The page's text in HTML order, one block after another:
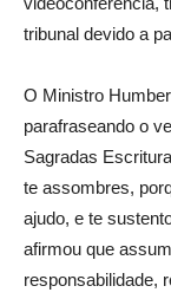
tribunal devido a
O Ministro
parafraseando o
Sagradas
te assombres,
ajudo, e te
afirmou que
responsabilidade,